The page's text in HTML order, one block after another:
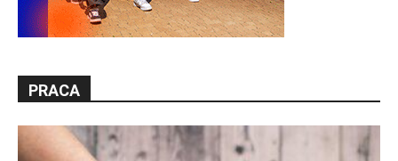
PRACA